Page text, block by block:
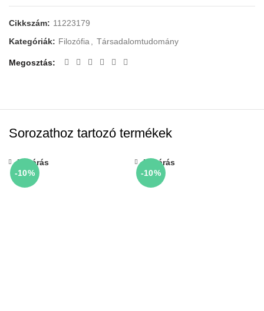
Cikkszám: 11223179
Kategóriák: Filozófia Társadalomtudomány
Megosztás
Sorozathoz tartozó termékek
-10%
Bezárás
-10%
Bezárás